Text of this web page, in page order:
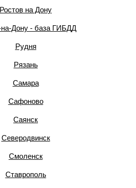
Ростов на Дону
на-Дону - база ГИБДД
Рудня
Рязань
Самара
Сафоново
Саянск
Северодвинск
Смоленск
Ставрополь